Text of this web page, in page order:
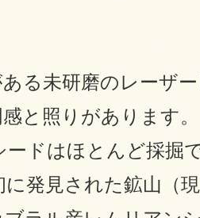
る未研磨のレーザ
と照りがあります。
ドはほとんど採掘
発見された鉱山（